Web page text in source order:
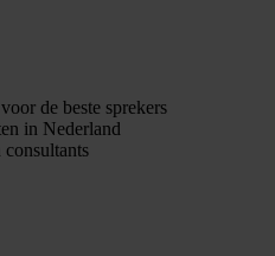
de beste sprekers
in Nederland
consultants